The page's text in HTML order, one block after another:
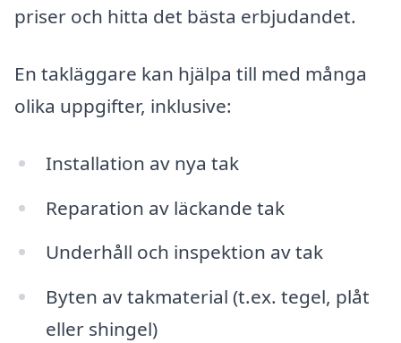
priser och hitta det bästa erbjudandet.
En takläggare kan hjälpa till med många
olika uppgifter, inklusive:
Installation av nya tak
Reparation av läckande tak
Underhåll och inspektion av tak
Byten av takmaterial (t.ex. tegel, plåt
eller shingel)